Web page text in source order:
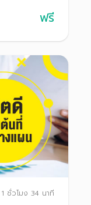
ฟรี
1 ชั่วโมง 34 นาที